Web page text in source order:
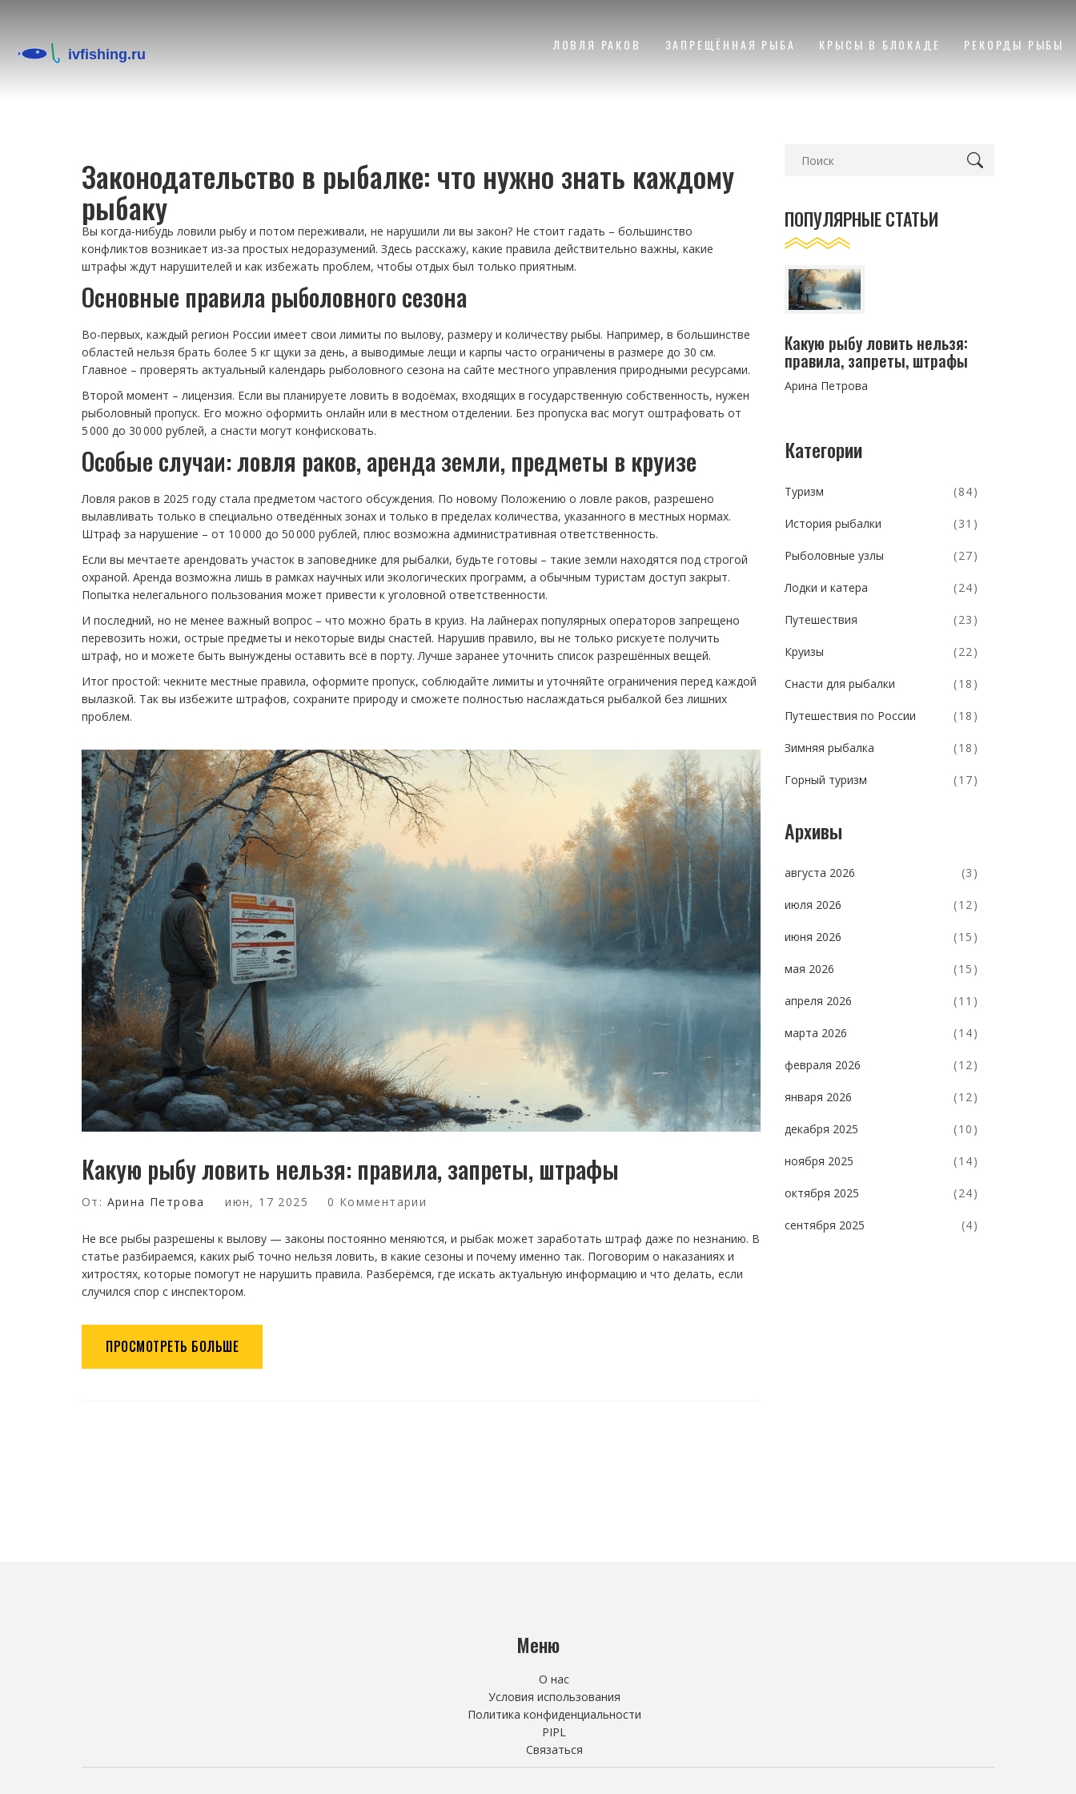
ЛОВЛЯ РАКОВ ЗАПРЕЩЁННАЯ РЫБА КРЫСЫ В БЛОКАДЕ РЕКОРДЫ РЫБЫ
Законодательство в рыбалке: что нужно знать каждому
рыбаку
Вы когда‑нибудь ловили рыбу и потом переживали, не нарушили ли вы закон? Не стоит гадать – большинство
конфликтов возникает из‑за простых недоразумений. Здесь расскажу, какие правила действительно важны, какие
штрафы ждут нарушителей и как избежать проблем, чтобы отдых был только приятным.
Основные правила рыболовного сезона
Во-первых, каждый регион России имеет свои лимиты по вылову, размеру и количеству рыбы. Например, в большинстве
областей нельзя брать более 5 кг щуки за день, а выводимые лещи и карпы часто ограничены в размере до 30 см.
Главное – проверять актуальный календарь рыболовного сезона на сайте местного управления природными ресурсами.
Второй момент – лицензия. Если вы планируете ловить в водоёмах, входящих в государственную собственность, нужен
рыболовный пропуск. Его можно оформить онлайн или в местном отделении. Без пропуска вас могут оштрафовать от
5 000 до 30 000 рублей, а снасти могут конфисковать.
Особые случаи: ловля раков, аренда земли, предметы в круизе
Ловля раков в 2025 году стала предметом частого обсуждения. По новому Положению о ловле раков, разрешено
вылавливать только в специально отведённых зонах и только в пределах количества, указанного в местных нормах.
Штраф за нарушение – от 10 000 до 50 000 рублей, плюс возможна административная ответственность.
Если вы мечтаете арендовать участок в заповеднике для рыбалки, будьте готовы – такие земли находятся под строгой
охраной. Аренда возможна лишь в рамках научных или экологических программ, а обычным туристам доступ закрыт.
Попытка нелегального пользования может привести к уголовной ответственности.
И последний, но не менее важный вопрос – что можно брать в круиз. На лайнерах популярных операторов запрещено
перевозить ножи, острые предметы и некоторые виды снастей. Нарушив правило, вы не только рискуете получить
штраф, но и можете быть вынуждены оставить всё в порту. Лучше заранее уточнить список разрешённых вещей.
Итог простой: чекните местные правила, оформите пропуск, соблюдайте лимиты и уточняйте ограничения перед каждой
вылазкой. Так вы избежите штрафов, сохраните природу и сможете полностью наслаждаться рыбалкой без лишних
проблем.
Какую рыбу ловить нельзя: правила, запреты, штрафы
От: Арина Петрова июн, 17 2025 0 Комментарии
Не все рыбы разрешены к вылову — законы постоянно меняются, и рыбак может заработать штраф даже по незнанию. В
статье разбираемся, каких рыб точно нельзя ловить, в какие сезоны и почему именно так. Поговорим о наказаниях и
хитростях, которые помогут не нарушить правила. Разберёмся, где искать актуальную информацию и что делать, если
случился спор с инспектором.
ПРОСМОТРЕТЬ БОЛЬШЕ
ПОПУЛЯРНЫЕ СТАТЬИ
Какую рыбу ловить нельзя:
правила, запреты, штрафы
Арина Петрова
Категории
Туризм (84)
История рыбалки (31)
Рыболовные узлы (27)
Лодки и катера (24)
Путешествия (23)
Круизы (22)
Снасти для рыбалки (18)
Путешествия по России (18)
Зимняя рыбалка (18)
Горный туризм (17)
Архивы
августа 2026 (3)
июля 2026 (12)
июня 2026 (15)
мая 2026 (15)
апреля 2026 (11)
марта 2026 (14)
февраля 2026 (12)
января 2026 (12)
декабря 2025 (10)
ноября 2025 (14)
октября 2025 (24)
сентября 2025 (4)
Меню
О нас
Условия использования
Политика конфиденциальности
PIPL
Связаться